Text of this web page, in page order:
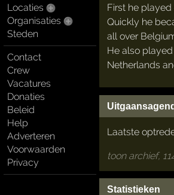
Locaties
Organisaties
Steden
Contact
Crew
Vacatures
Donaties
Beleid
Help
Adverteren
Voorwaarden
Privacy
First he
Quickly he
all over
He also
Netherlands
Laatste
toon archief,
Statistieken